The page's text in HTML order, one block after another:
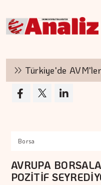
Türkiye'de
Borsa
AVRUPA
POZİTİF